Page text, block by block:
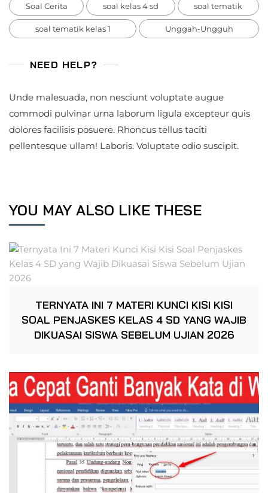
Soal Cerita soal kelas 4 sd soal tematik
soal tematik kelas 1 Unggah-Ungguh
NEED HELP?
Unde malesuada, non nesciunt voluptate augue
commodi pulvinar urna laborum ligula excepteur quis
dolores facilisis posuere. Rhoncus tellus taciti
pellentesque ullam! Laboris. Voluptate odio suscipit.
YOU MAY ALSO LIKE THESE
TERNYATA INI 7 MATERI KUNCI KISI KISI
SOAL PENJASKES KELAS 4 SD YANG WAJIB
DIKUASAI SISWA SEBELUM UJIAN 2026